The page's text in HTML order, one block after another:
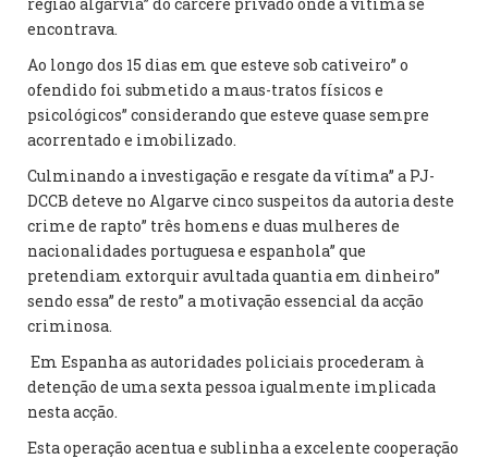
encontrava.
Ao longo dos 15 dias em que esteve sob cativeiro” o
ofendido foi submetido a maus-tratos físicos e
psicológicos” considerando que esteve quase sempre
acorrentado e imobilizado.
Culminando a investigação e resgate da vítima” a PJ-
DCCB deteve no Algarve cinco suspeitos da autoria deste
crime de rapto” três homens e duas mulheres de
nacionalidades portuguesa e espanhola” que
pretendiam extorquir avultada quantia em dinheiro”
sendo essa” de resto” a motivação essencial da acção
criminosa.
Em Espanha as autoridades policiais procederam à
detenção de uma sexta pessoa igualmente implicada
nesta acção.
Esta operação acentua e sublinha a excelente cooperação